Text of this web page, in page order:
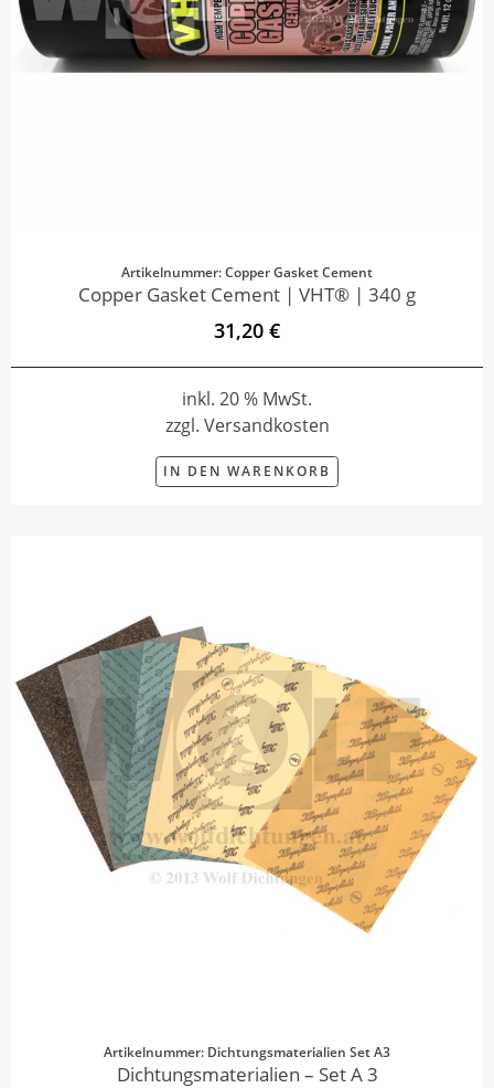
Artikelnummer: Copper Gasket Cement
Copper Gasket Cement | VHT® | 340 g
31,20 €
inkl. 20 % MwSt.
zzgl. Versandkosten
IN DEN WARENKORB
Artikelnummer: Dichtungsmaterialien Set A3
Dichtungsmaterialien – Set A 3